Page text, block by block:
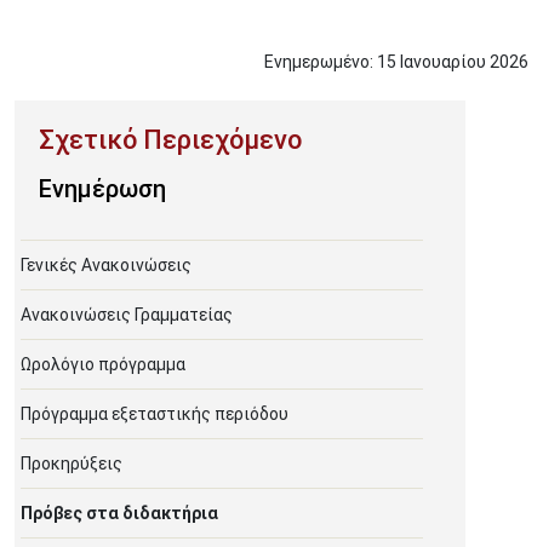
Ενημερωμένο: 15 Ιανουαρίου 2026
Ενημέρωση
Γενικές Ανακοινώσεις
Ανακοινώσεις Γραμματείας
Ωρολόγιο πρόγραμμα
Πρόγραμμα εξεταστικής περιόδου
Προκηρύξεις
Πρόβες στα διδακτήρια